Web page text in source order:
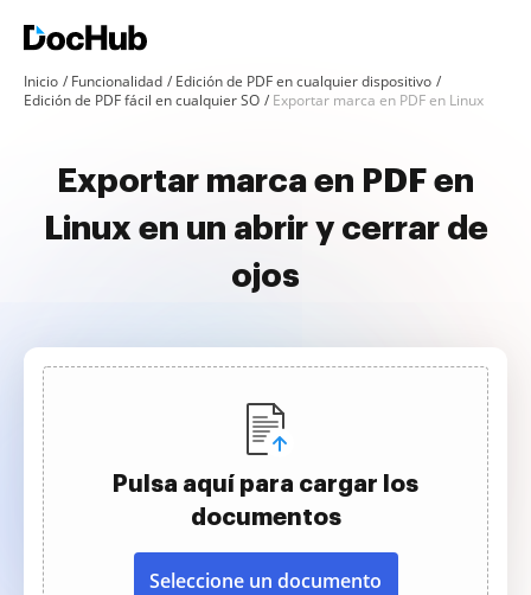
Inicio Funcionalidad
Edición de PDF en cualquier dispositivo
Edición de PDF fácil en cualquier SO
Exportar marca en PDF en Linux
Exportar marca en PDF en
Linux en un abrir y cerrar de
ojos
Pulsa aquí para cargar los
documentos
Seleccione un documento